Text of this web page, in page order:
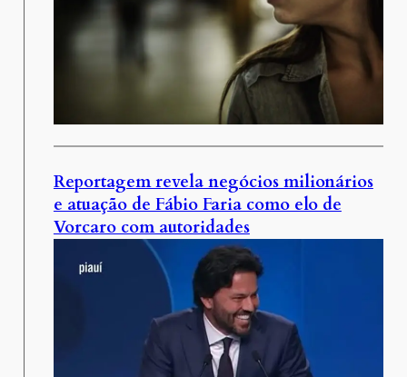
Reportagem revela negócios milionários
e atuação de Fábio Faria como elo de
Vorcaro com autoridades